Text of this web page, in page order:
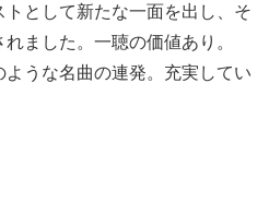
トとして新たな一面を出し、そ
ました。一聴の価値あり。
うな名曲の連発。充実してい